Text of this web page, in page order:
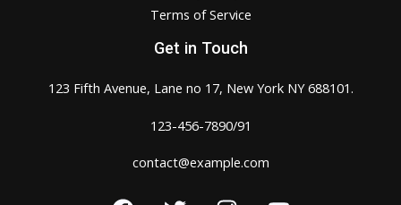
Terms of Service
Get in Touch
123 Fifth Avenue, Lane no 17, New York NY 688101.
123-456-7890/91​
contact@example.com